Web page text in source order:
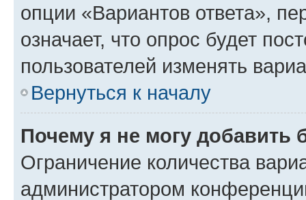
опции «Вариантов ответа»,
означает, что опрос будет
пользователей изменять
Вернуться к началу
Почему я не могу добавить
Ограничение количества
администратором